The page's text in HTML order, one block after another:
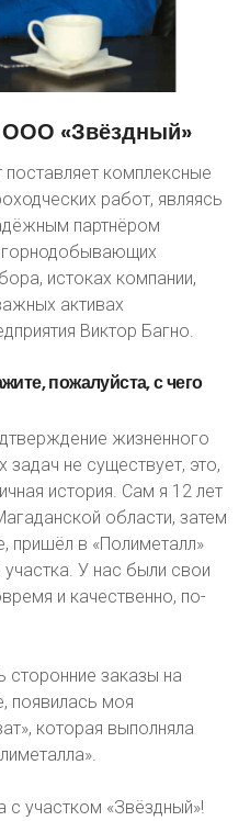
ООО «Звёздный»
комплексные
работ, являясь
партнёром
горнодобывающих
истоках компании,
активах
Виктор Багно.
пожалуйста,счего
жизненного
задач не существует, это,
история. Сам я 12 лет
области, затем
пришёл в «Полиметалл»
У нас были свои
и качественно, по-
сторонние заказы на
появилась моя
которая выполняла
с участком «Звёздный»!